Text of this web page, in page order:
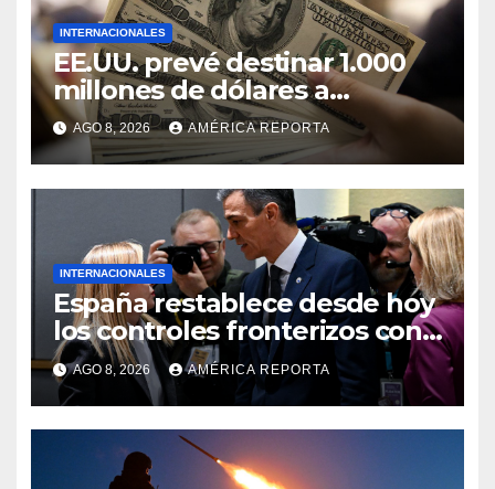
INTERNACIONALES
EE.UU. prevé destinar 1.000
millones de dólares a
Colombia para un paquete de
seguridad
AGO 8, 2026 AMÉRICA REPORTA
INTERNACIONALES
España restablece desde hoy
los controles fronterizos con
Italia tras el rechazo de Roma
a retirar las restricciones
AGO 8, 2026 AMÉRICA REPORTA